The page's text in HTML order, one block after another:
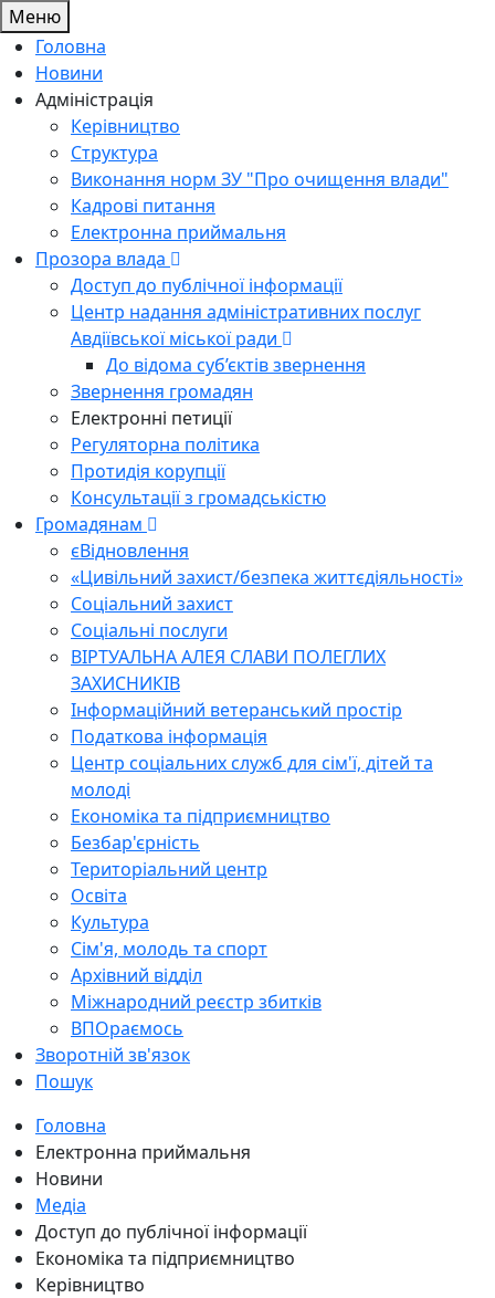
Меню
Головна
Новини
Адміністрація
Керівництво
Структура
Виконання норм ЗУ "Про очищення влади"
Кадрові питання
Електронна приймальня
Прозора влада
Доступ до публічної інформації
Центр надання адміністративних послуг
Авдіївської міської ради
До відома суб’єктів звернення
Звернення громадян
Електронні петиції
Регуляторна політика
Протидія корупції
Консультації з громадськістю
Громадянам
єВідновлення
«Цивільний захист/безпека життєдіяльності»
Соціальний захист
Соціальні послуги
ВІРТУАЛЬНА АЛЕЯ СЛАВИ ПОЛЕГЛИХ
ЗАХИСНИКІВ
Інформаційний ветеранський простір
Податкова інформація
Центр соціальних служб для сім'ї, дітей та
молоді
Економіка та підприємництво
Безбар'єрність
Територіальний центр
Освіта
Культура
Сім'я, молодь та спорт
Архівний відділ
Міжнародний реєстр збитків
ВПОраємось
Зворотній зв'язок
Пошук
Головна
Електронна приймальня
Новини
Медіа
Доступ до публічної інформації
Економіка та підприємництво
Керівництво